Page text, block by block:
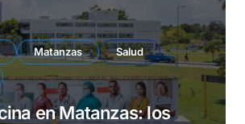
Matanzas
Salud
en Matanzas: los